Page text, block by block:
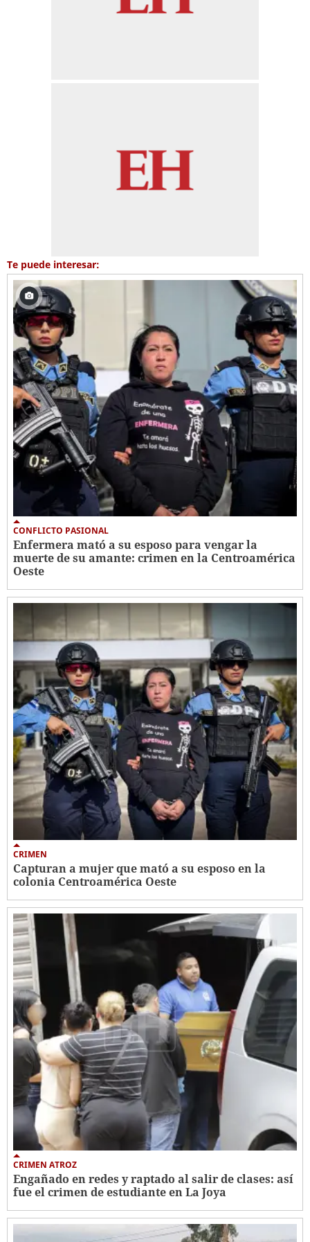
Te puede interesar:
CONFLICTO PASIONAL
Enfermera mató a su esposo para vengar la
muerte de su amante: crimen en la Centroamérica
Oeste
CRIMEN
Capturan a mujer que mató a su esposo en la
colonia Centroamérica Oeste
CRIMEN ATROZ
Engañado en redes y raptado al salir de clases: así
fue el crimen de estudiante en La Joya